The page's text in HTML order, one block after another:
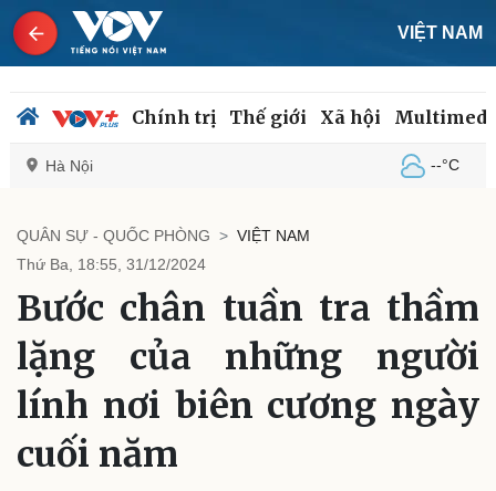
VIỆT NAM
Chính trị Thế giới Xã hội
Hà Nội --°C
Chính trị
Đảng
Tổ chức nhân sự
Quốc hội
Nhận diện sự thật
Tin 24h
Dự báo thời tiết
Giáo dục
Dấu ấn VOV
Việc làm
Biển đảo
QUÂN SỰ - QUỐC PHÒNG
VIỆT NAM
Thứ Ba, 18:55, 31/12/2024
Bước chân tuần tra thầm
lặng của những người
lính nơi biên cương ngày
cuối năm